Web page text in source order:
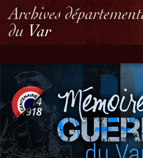
Archives
du Var